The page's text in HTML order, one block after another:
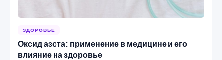
ЗДОРОВЬЕ
Оксид азота: применение в медицине и его
влияние на здоровье